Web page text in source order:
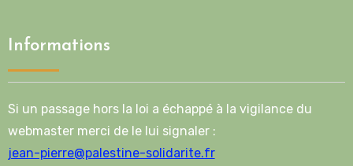
Informations
Si un passage hors la loi a échappé à la vigilance du
webmaster merci de le lui signaler :
jean-pierre@palestine-solidarite.fr